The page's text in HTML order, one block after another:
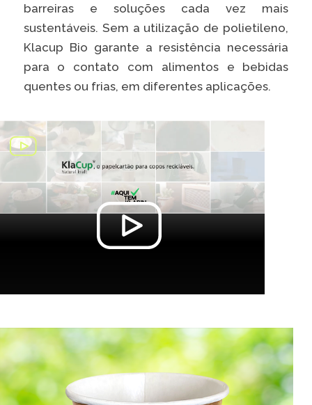
barreiras e soluções cada vez mais
sustentáveis. Sem a utilização de polietileno,
Klacup Bio garante a resistência necessária
para o contato com alimentos e bebidas
quentes ou frias, em diferentes aplicações.